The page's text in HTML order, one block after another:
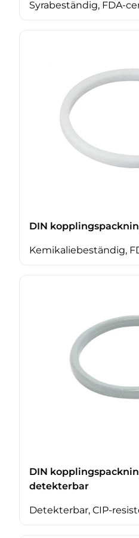
Syrabeständig, FDA-
DIN
Kemikaliebeständig,
DIN
detekterbar
Detekterbar, CIP-